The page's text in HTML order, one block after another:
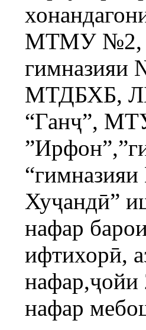
МТМУ №2,
МТДБХБ,
“Ганҷ”,
Хуҷандӣ”
нафар
ифтихорӣ,
нафар,ҷойи
нафар